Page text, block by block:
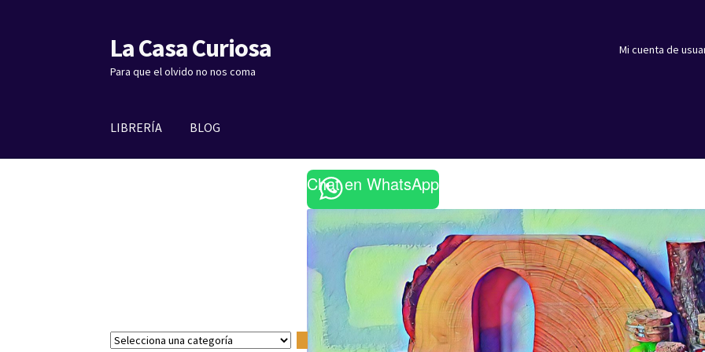
Ir
a
la
Ir
al
contenido
La Casa Curiosa
Para que el olvido no nos coma
Mi cuenta de
LIBRERÍA BLOG
S
Chat en WhatsApp